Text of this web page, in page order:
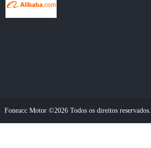
Foneacc Motor ©2026 Todos os direitos reservados.